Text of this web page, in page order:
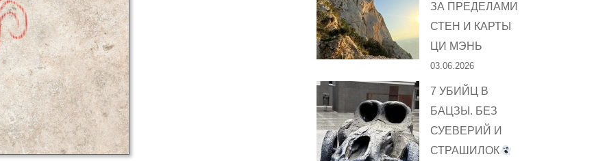
ЗА ПРЕДЕЛАМИ
СТЕН И КАРТЫ
ЦИ МЭНЬ
03.06.2026
7 УБИЙЦ В
БАЦЗЫ. БЕЗ
СУЕВЕРИЙ И
СТРАШИЛОК